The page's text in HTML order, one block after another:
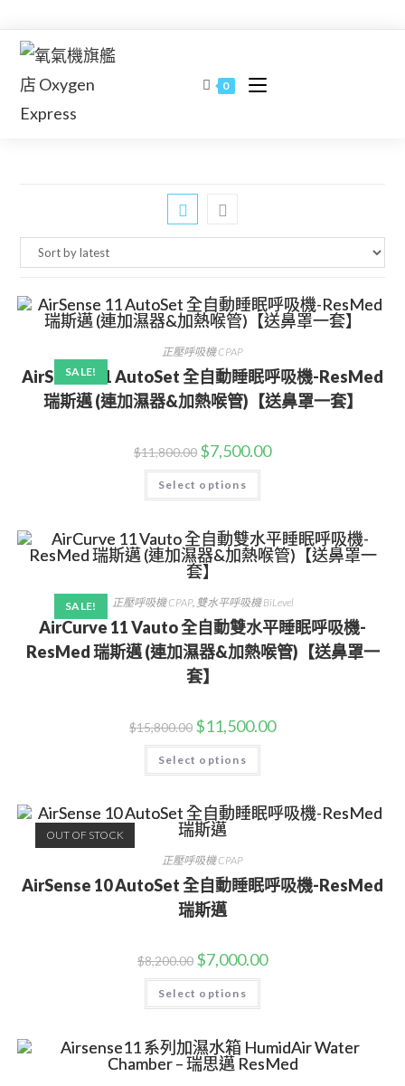
to
content
0
SALE!
正壓呼吸機 CPAP
AirSense 11 AutoSet 全自動睡眠呼吸機-ResMed
瑞斯邁 (連加濕器&加熱喉管)【送鼻罩一套】
$11,800.00 $7,500.00
Select options
SALE! 正壓呼吸機 CPAP, 雙水平呼吸機 BiLevel
AirCurve 11 Vauto 全自動雙水平睡眠呼吸機-
ResMed 瑞斯邁 (連加濕器&加熱喉管)【送鼻罩一
套】
$15,800.00 $11,500.00
Select options
OUT OF STOCK
正壓呼吸機 CPAP
AirSense 10 AutoSet 全自動睡眠呼吸機-ResMed
瑞斯邁
$8,200.00 $7,000.00
Select options